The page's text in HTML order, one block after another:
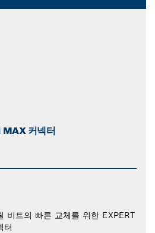
MAX 커넥터
비트의 빠른 교체를 위한 EXPERT
터